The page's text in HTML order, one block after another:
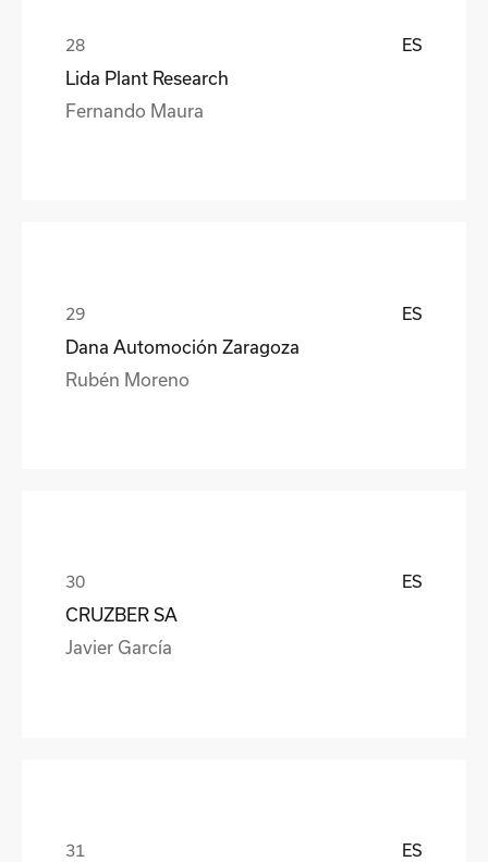
ES
Lida Plant Research
Fernando Maura
ES
Dana Automoción Zaragoza
Rubén Moreno
ES
CRUZBER SA
Javier García
ES